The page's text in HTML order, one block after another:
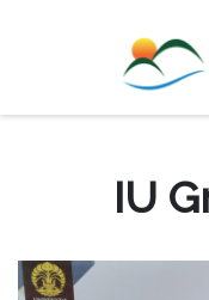
IU